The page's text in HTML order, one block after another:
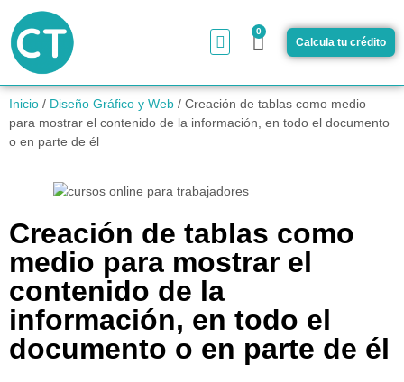
0
Calcula tu crédito
Inicio / Diseño Gráfico y Web / Creación de tablas como medio
para mostrar el contenido de la información, en todo el documento
o en parte de él
Creación de tablas como
medio para mostrar el
contenido de la
información, en todo el
documento o en parte de él